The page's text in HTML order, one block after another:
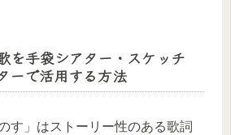
を手袋シアター・スケッチ
ーで活用する方法
す」はストーリー性のある歌詞